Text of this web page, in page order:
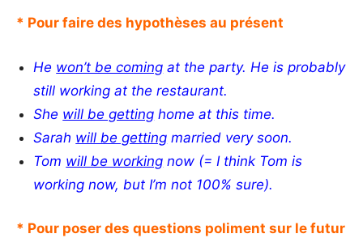
* Pour faire des hypothèses au présent
He won’t be coming at the party. He is probably
still working at the restaurant.
She will be getting home at this time.
Sarah will be getting married very soon.
Tom will be working now (= I think Tom is
working now, but I’m not 100% sure).
* Pour poser des questions poliment sur le futur